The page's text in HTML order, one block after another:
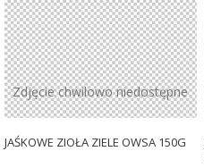
Zdjęcie chwilowo niedostępne
JAŚKOWE ZIOŁA ZIELE OWSA 150G